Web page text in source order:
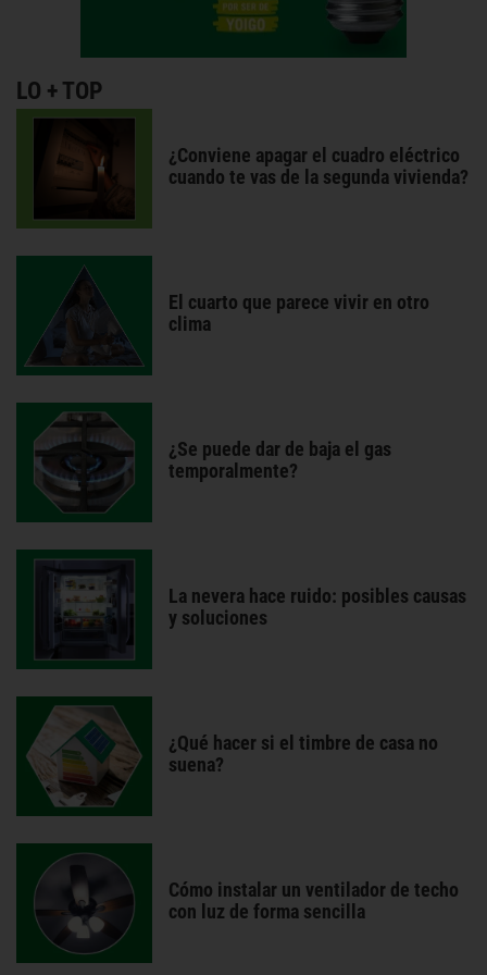
LO + TOP
¿Conviene apagar el cuadro eléctrico
cuando te vas de la segunda vivienda?
El cuarto que parece vivir en otro
clima
¿Se puede dar de baja el gas
temporalmente?
La nevera hace ruido: posibles causas
y soluciones
¿Qué hacer si el timbre de casa no
suena?
Cómo instalar un ventilador de techo
con luz de forma sencilla